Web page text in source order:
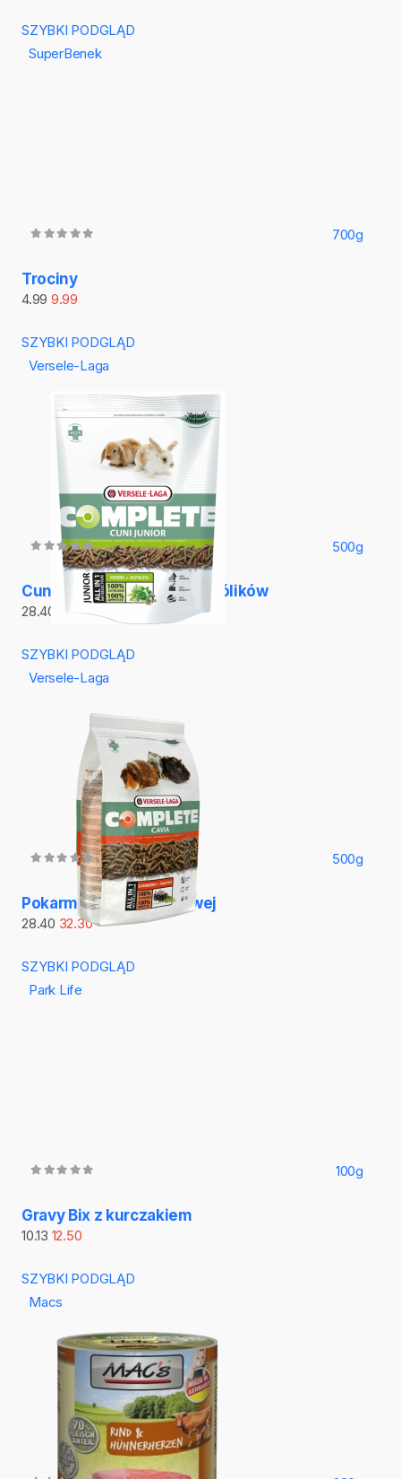
SZYBKI PODGLĄD
SuperBenek
700g
Trociny
4.99 9.99
SZYBKI PODGLĄD
Versele-Laga
500g
Cuni Junior - pokarm dla królików
28.40 33.30
SZYBKI PODGLĄD
Versele-Laga
500g
Pokarm dla kawii domowej
28.40 32.30
SZYBKI PODGLĄD
Park Life
100g
Gravy Bix z kurczakiem
10.13 12.50
SZYBKI PODGLĄD
Macs